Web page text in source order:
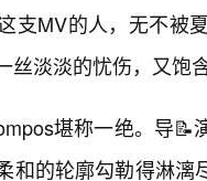
支MV的人，无不
丝淡淡的忧伤，又饱
堪称一绝。导
和的轮廓勾勒得淋